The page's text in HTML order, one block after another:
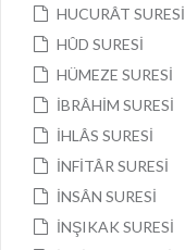
HUCURÂT SURESİ
HÛD SURESİ
HÜMEZE SURESİ
İBRÂHİM SURESİ
İHLÂS SURESİ
İNFİTÂR SURESİ
İNSÂN SURESİ
İNŞIKAK SURESİ